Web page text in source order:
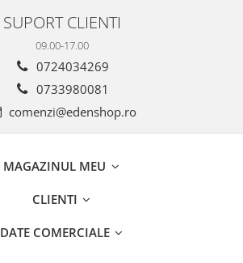
SUPORT CLIENTI
09.00-17.00
0724034269
0733980081
comenzi@edenshop.ro
MAGAZINUL MEU
CLIENTI
DATE COMERCIALE